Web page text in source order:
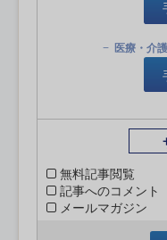
医療・介
無料記事閲覧
記事へのコメント
メールマガジン